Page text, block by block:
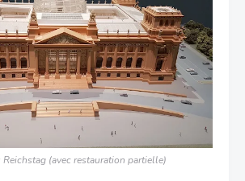
Reichstag (avec restauration partielle)